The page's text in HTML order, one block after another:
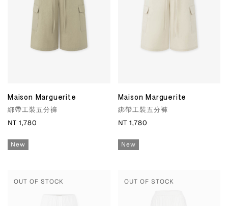
Maison Marguerite
綁帶工裝五分褲
NT 1,780
New
Maison Marguerite
綁帶工裝五分褲
NT 1,780
New
OUT OF STOCK OUT OF STOCK